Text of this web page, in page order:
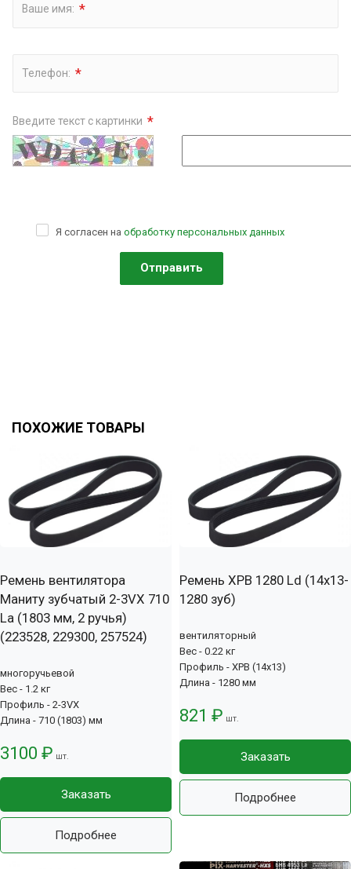
Ваше имя: *
Телефон: *
Введите текст с картинки *
Я согласен на обработку персональных данных
ПОХОЖИЕ ТОВАРЫ
Ремень вентилятора
Маниту зубчатый 2-3VX 710
La (1803 мм, 2 ручья)
(223528, 229300, 257524)
многоручьевой
Вес - 1.2 кг
Профиль - 2-3VX
Длина - 710 (1803) мм
3100 ₽ шт.
Заказать
Подробнее
Ремень XPB 1280 Ld (14х13-
1280 зуб)
вентиляторный
Вес - 0.22 кг
Профиль - XPB (14x13)
Длина - 1280 мм
821 ₽ шт.
Заказать
Подробнее